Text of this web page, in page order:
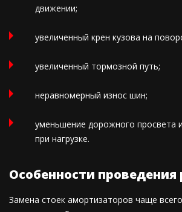
движении;
увеличенный крен кузова на
увеличенный тормозной путь;
неравномерный износ шин;
уменьшение дорожного просвета
при нагрузке.
Особенности проведения
Замена стоек амортизаторов чаще